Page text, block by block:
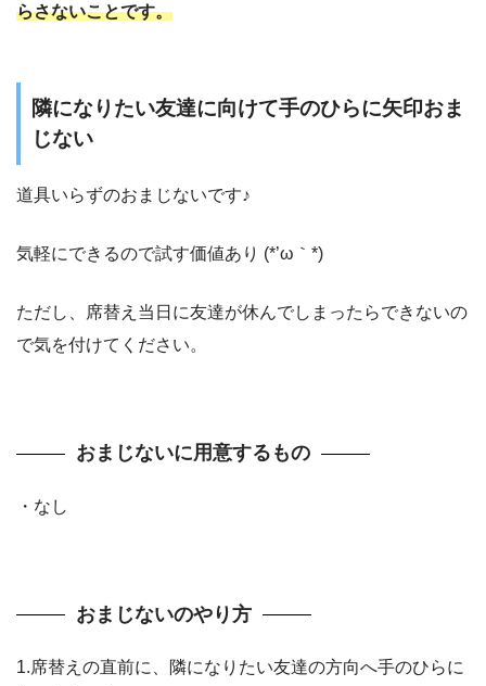
らさないことです。
隣になりたい友達に向けて手のひらに矢印おま
じない
道具いらずのおまじないです♪
気軽にできるので試す価値あり (*’ω｀*)
ただし、席替え当日に友達が休んでしまったらできないの
で気を付けてください。
おまじないに用意するもの
・なし
おまじないのやり方
1.席替えの直前に、隣になりたい友達の方向へ手のひらに